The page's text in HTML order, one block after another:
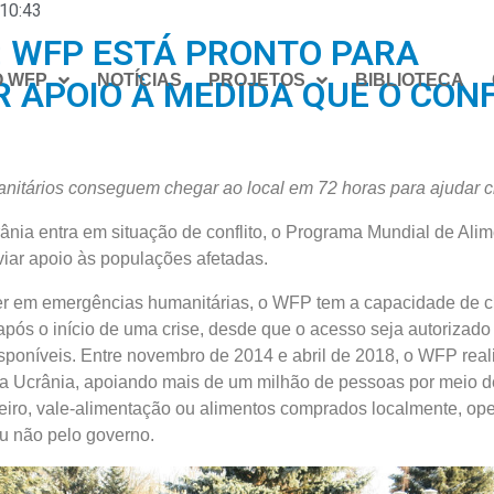
WFP NOTÍCIAS PROJETOS BIBLIOTECA
10:43
ESTÁ PRONTO PARA
APOIO À MEDIDA QUE O
conseguem chegar ao local em 72 horas para ajudar
entra em situação de conflito, o Programa Mundial de
apoio às populações afetadas.
em emergências humanitárias, o WFP tem a capacidade de
o início de uma crise, desde que o acesso seja autorizado
Entre novembro de 2014 e abril de 2018, o WFP
Ucrânia, apoiando mais de um milhão de pessoas por meio
vale-alimentação ou alimentos comprados localmente,
não pelo governo.